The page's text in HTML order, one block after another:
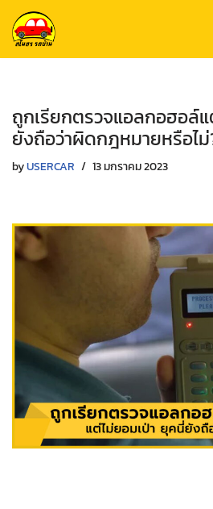
Skip
to
ถูกเรียกตรวจแอลกอฮอล์
ยังถือว่าผิดกฎหมายหรือไ
byUSERCAR 13 มกราคม 2023